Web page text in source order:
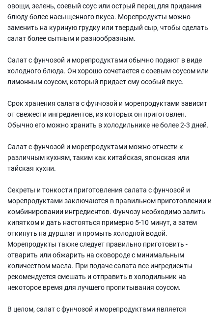
овощи, зелень, соевый соус или острый перец для придания
блюду более насыщенного вкуса. Морепродукты можно
заменить на куриную грудку или твердый сыр, чтобы сделать
салат более сытным и разнообразным.
Салат с фунчозой и морепродуктами обычно подают в виде
холодного блюда. Он хорошо сочетается с соевым соусом или
лимонным соусом, который придает ему особый вкус.
Срок хранения салата с фунчозой и морепродуктами зависит
от свежести ингредиентов, из которых он приготовлен.
Обычно его можно хранить в холодильнике не более 2-3 дней.
Салат с фунчозой и морепродуктами можно отнести к
различным кухням, таким как китайская, японская или
тайская кухни.
Секреты и тонкости приготовления салата с фунчозой и
морепродуктами заключаются в правильном приготовлении и
комбинировании ингредиентов. Фунчозу необходимо залить
кипятком и дать настояться примерно 5-10 минут, а затем
откинуть на дуршлаг и промыть холодной водой.
Морепродукты также следует правильно приготовить -
отварить или обжарить на сковороде с минимальным
количеством масла. При подаче салата все ингредиенты
рекомендуется смешать и отправить в холодильник на
некоторое время для лучшего пропитывания соусом.
В целом, салат с фунчозой и морепродуктами является